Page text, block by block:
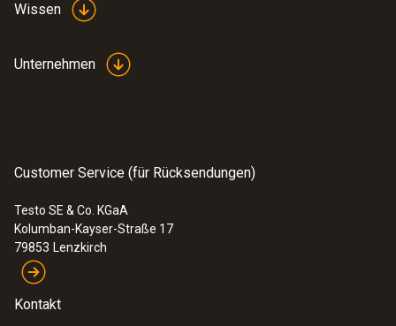
Wissen
Unternehmen
Customer Service (für Rücksendungen)
Testo SE & Co. KGaA
Kolumban-Kayser-Straße 17
79853 Lenzkirch
Kontakt